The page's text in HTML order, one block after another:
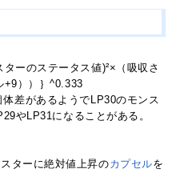
ーのステータス値)²×（吸収さ
+9））｝^0.333
差があるようでLP30のモンス
やLP31になることがある。
ターに絶対値上昇のカプセルを